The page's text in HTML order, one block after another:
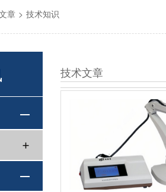
章 > 技术知识
技术文章